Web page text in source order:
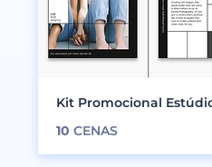
Kit Promocional
10 CENAS